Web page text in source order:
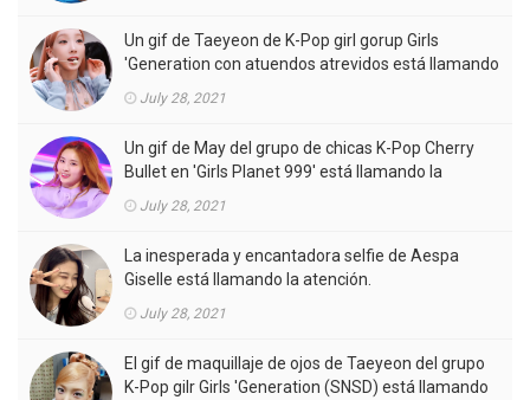
Un gif de Taeyeon de K-Pop girl gorup Girls
'Generation con atuendos atrevidos está llamando
July 28, 2021
Un gif de May del grupo de chicas K-Pop Cherry
Bullet en 'Girls Planet 999' está llamando la
July 28, 2021
La inesperada y encantadora selfie de Aespa
Giselle está llamando la atención.
July 28, 2021
El gif de maquillaje de ojos de Taeyeon del grupo
K-Pop gilr Girls 'Generation (SNSD) está llamando